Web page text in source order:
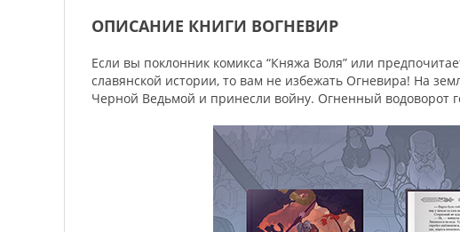
ОПИСАНИЕ КНИГИ ВОГНЕВИР
Если вы поклонник комикса “Княжа Воля” или
славянской истории, то вам не избежать Огневира! На
Черной Ведьмой и принесли войну. Огненный водоворот